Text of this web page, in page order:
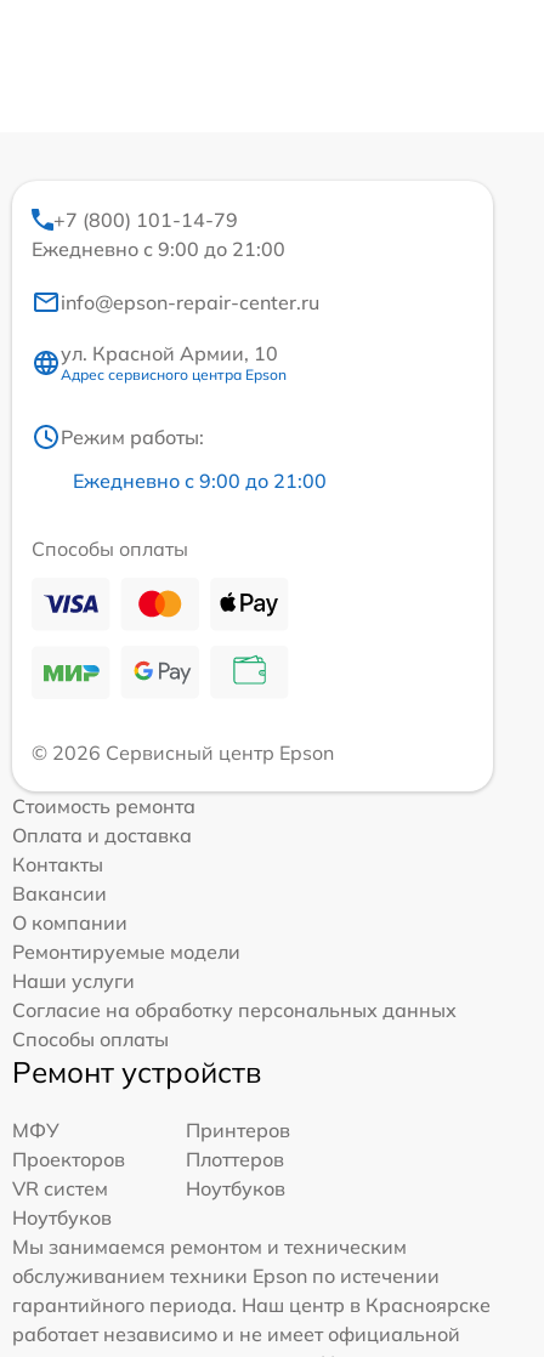
+7 (800) 101-14-79
Ежедневно с 9:00 до 21:00
info@epson-repair-center.ru
ул. Красной Армии, 10
Адрес сервисного центра Epson
Режим работы:
Ежедневно с 9:00 до 21:00
Способы оплаты
© 2026 Сервисный центр Epson
Стоимость ремонта
Оплата и доставка
Контакты
Вакансии
О компании
Ремонтируемые модели
Наши услуги
Согласие на обработку персональных данных
Способы оплаты
Ремонт устройств
МФУ
Принтеров
Проекторов
Плоттеров
VR систем
Ноутбуков
Ноутбуков
Мы занимаемся ремонтом и техническим
обслуживанием техники Epson по истечении
гарантийного периода. Наш центр в Красноярске
работает независимо и не имеет официальной